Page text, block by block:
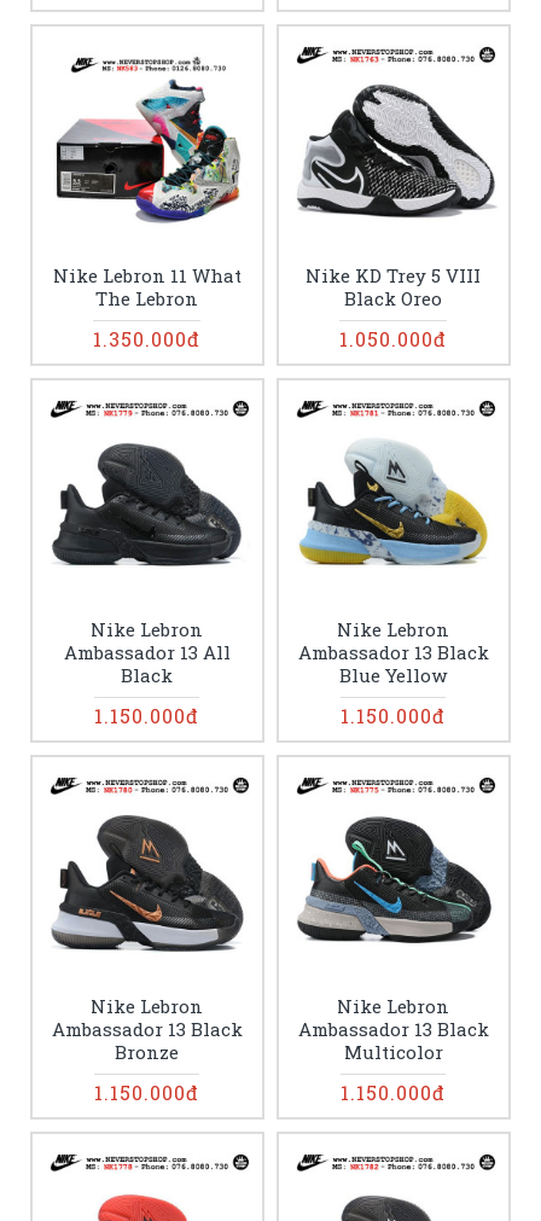
Nike Lebron 11 What
The Lebron
1.350.000đ
Nike KD Trey 5 VIII
Black Oreo
1.050.000đ
Nike Lebron
Ambassador 13 All
Black
1.150.000đ
Nike Lebron
Ambassador 13 Black
Blue Yellow
1.150.000đ
Nike Lebron
Ambassador 13 Black
Bronze
1.150.000đ
Nike Lebron
Ambassador 13 Black
Multicolor
1.150.000đ